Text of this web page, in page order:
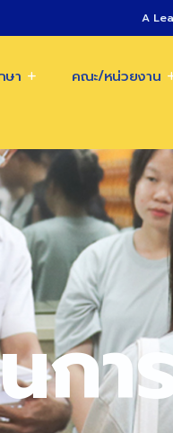
A
ษา คณะ/หน่วยงาน
ก